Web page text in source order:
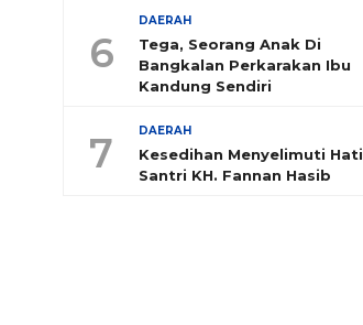
6
DAERAH
Tega, Seorang Anak Di
Bangkalan Perkarakan Ibu
Kandung Sendiri
7 DAERAH
Kesedihan Menyelimuti Hati
Santri KH. Fannan Hasib